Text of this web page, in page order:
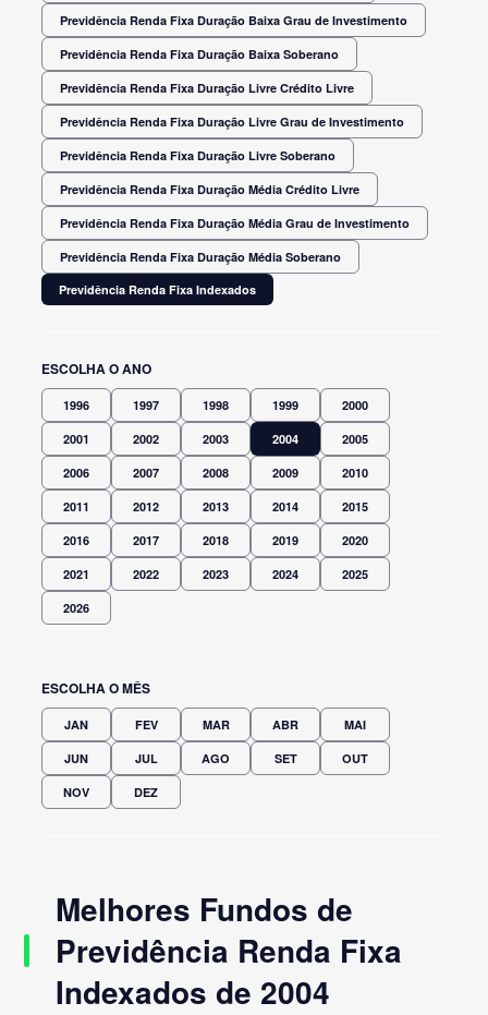
Previdência Renda Fixa Duração Baixa Grau de Investimento
Previdência Renda Fixa Duração Baixa Soberano
Previdência Renda Fixa Duração Livre Crédito Livre
Previdência Renda Fixa Duração Livre Grau de Investimento
Previdência Renda Fixa Duração Livre Soberano
Previdência Renda Fixa Duração Média Crédito Livre
Previdência Renda Fixa Duração Média Grau de Investimento
Previdência Renda Fixa Duração Média Soberano
Previdência Renda Fixa Indexados
ESCOLHA O ANO
1996 1997 1998 1999 2000
2001 2002 2003 2004 2005
2006 2007 2008 2009 2010
2011 2012 2013 2014 2015
2016 2017 2018 2019 2020
2021 2022 2023 2024 2025
2026
ESCOLHA O MÊS
JAN FEV MAR ABR MAI
JUN JUL AGO SET OUT
NOV DEZ
Melhores Fundos de
Previdência Renda Fixa
Indexados de 2004